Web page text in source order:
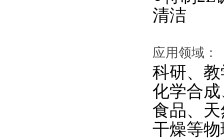
清洁
应用领域：
科研、
化学合
食品、
干燥等